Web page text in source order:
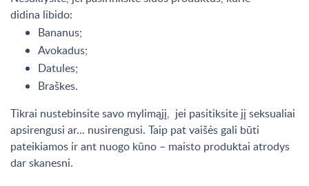
didina libido:
Bananus;
Avokadus;
Datules;
Braškes.
Tikrai nustebinsite savo mylimąjį, jei pasitiksite jį seksualiai
apsirengusi ar... nusirengusi. Taip pat vaišės gali būti
pateikiamos ir ant nuogo kūno – maisto produktai atrodys
dar skanesni.